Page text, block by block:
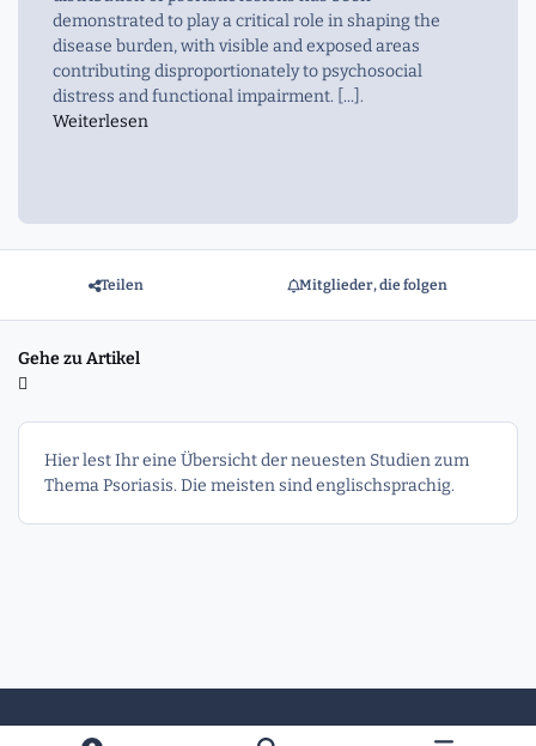
demonstrated to play a critical role in shaping the
disease burden, with visible and exposed areas
contributing disproportionately to psychosocial
distress and functional impairment. [...].
Weiterlesen
Teilen Mitglieder, die folgen
Gehe zu Artikel
Hier lest Ihr eine Übersicht der neuesten Studien zum
Thema Psoriasis. Die meisten sind englischsprachig.